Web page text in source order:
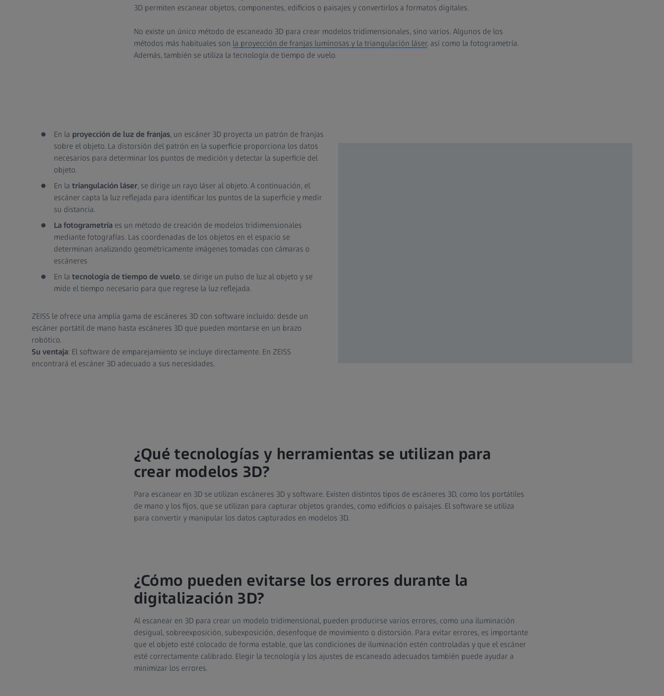
3D permiten escanear objetos, componentes, edificios o paisajes y convertirlos a formatos digitales.
No existe un único método de escaneado 3D para crear modelos tridimensionales, sino varios. Algunos de los
métodos más habituales son la proyección de franjas luminosas y la triangulación láser, así como la fotogrametría.
Además, también se utiliza la tecnología de tiempo de vuelo.
En la proyección de luz de franjas, un escáner 3D proyecta un patrón de franjas
sobre el objeto. La distorsión del patrón en la superficie proporciona los datos
necesarios para determinar los puntos de medición y detectar la superficie del
objeto.
En la triangulación láser, se dirige un rayo láser al objeto. A continuación, el
escáner capta la luz reflejada para identificar los puntos de la superficie y medir
su distancia.
La fotogrametríaes un método de creación de modelos tridimensionales
mediante fotografías. Las coordenadas de los objetos en el espacio se
determinan analizando geométricamente imágenes tomadas con cámaras o
escáneres
En la tecnología de tiempo de vuelo, se dirige un pulso de luz al objeto y se
mide el tiempo necesario para que regrese la luz reflejada.
ZEISS le ofrece una amplia gama de escáneres 3D con software incluido: desde un
escáner portátil de mano hasta escáneres 3D que pueden montarse en un brazo
robótico.
Su ventaja: El software de emparejamiento se incluye directamente. En ZEISS
encontrará el escáner 3D adecuado a sus necesidades.
¿Qué tecnologías y herramientas se utilizan para
crear modelos 3D?
Para escanear en 3D se utilizan escáneres 3D y software. Existen distintos tipos de escáneres 3D, como los portátiles
de mano y los fijos, que se utilizan para capturar objetos grandes, como edificios o paisajes. El software se utiliza
para convertir y manipular los datos capturados en modelos 3D.
¿Cómo pueden evitarse los errores durante la
digitalización 3D?
Al escanear en 3D para crear un modelo tridimensional, pueden producirse varios errores, como una iluminación
desigual, sobreexposición, subexposición, desenfoque de movimiento o distorsión. Para evitar errores, es importante
que el objeto esté colocado de forma estable, que las condiciones de iluminación estén controladas y que el escáner
esté correctamente calibrado. Elegir la tecnología y los ajustes de escaneado adecuados también puede ayudar a
minimizar los errores.